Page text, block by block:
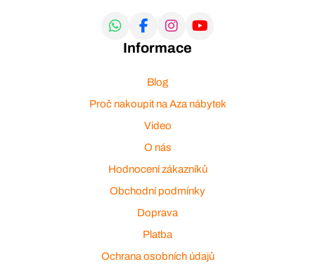
Informace
Blog
Proč nakoupit na Aza nábytek
Video
O nás
Hodnocení zákazníků
Obchodní podmínky
Doprava
Platba
Ochrana osobních údajů